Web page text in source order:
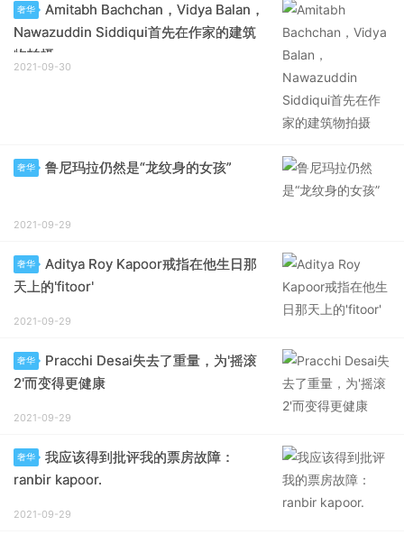
奢华
Amitabh Bachchan，Vidya Balan，
Nawazuddin Siddiqui首先在作家的建筑
物拍摄
2021-09-30
奢华 鲁尼玛拉仍然是“龙纹身的女孩”
2021-09-29
奢华
Aditya Roy Kapoor戒指在他生日那
天上的'fitoor'
2021-09-29
奢华
Pracchi Desai失去了重量，为'摇滚
2'而变得更健康
2021-09-29
奢华
我应该得到批评我的票房故障：
ranbir kapoor.
2021-09-29